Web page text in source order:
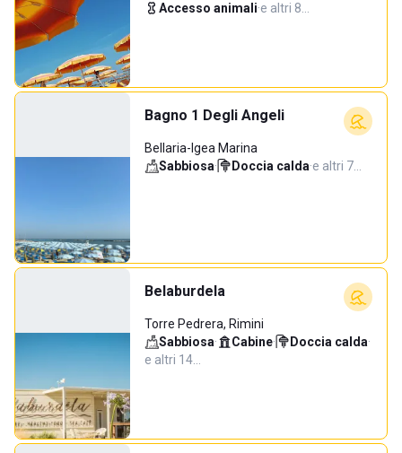
Accesso animali·e altri 8…
Bagno 1 Degli Angeli
Bellaria-Igea Marina
Sabbiosa· Doccia calda·e altri 7…
Belaburdela
Torre Pedrera, Rimini
Sabbiosa· Cabine· Doccia calda·
e altri 14…